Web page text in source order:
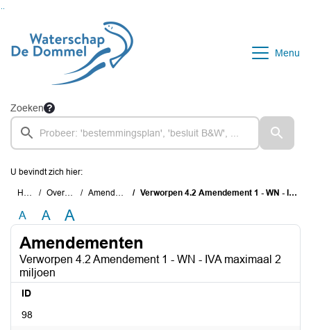
Menu
Zoeken
U bevindt zich hier:
Home Overzichten Amendementen Verworpen 4.2 Amendement 1 - WN - IVA maximaal 2 miljoen
A A A
Amendementen
Verworpen 4.2 Amendement 1 - WN - IVA maximaal 2
miljoen
ID
98